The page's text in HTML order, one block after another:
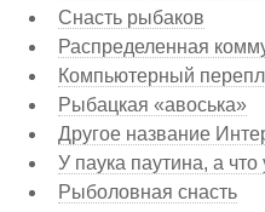
Снасть рыбаков
Распределенная
Компьютерный
Рыбацкая «авоська»
Другое название
У паука паутина, а что
Рыболовная снасть